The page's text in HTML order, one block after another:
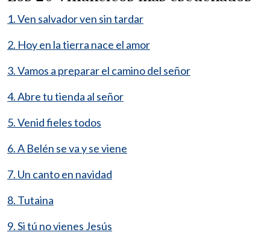
1. Ven salvador ven sin tardar
2. Hoy en la tierra nace el amor
3. Vamos a preparar el camino del señor
4. Abre tu tienda al señor
5. Venid fieles todos
6. A Belén se va y se viene
7. Un canto en navidad
8. Tutaina
9. Si tú no vienes Jesús